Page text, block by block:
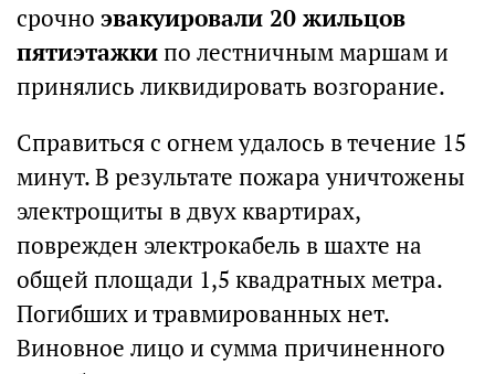
срочно эвакуировали 20 жильцов
пятиэтажкипо лестничным маршам и
принялись ликвидировать возгорание.
Справиться с огнем удалось в течение 15
минут. В результате пожара уничтожены
электрощиты в двух квартирах,
поврежден электрокабель в шахте на
общей площади 1,5 квадратных метра.
Погибших и травмированных нет.
Виновное лицо и сумма причиненного